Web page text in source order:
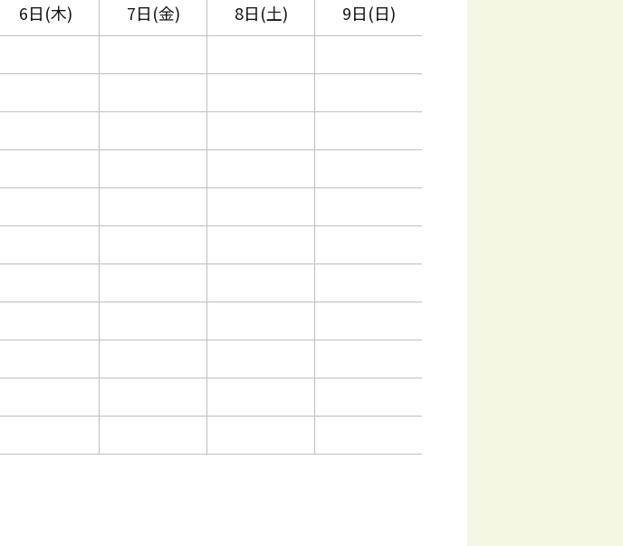
6日(木) 7日(金) 8日(土) 9日(日)